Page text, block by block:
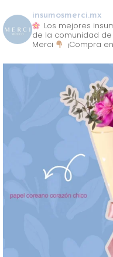
insumosmerci.mx
Los mejores
de la comunidad de
Merci
¡Compra